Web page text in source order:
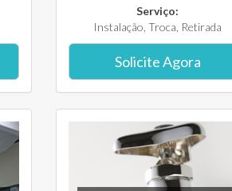
Serviço:
Instalação, Troca, Retirada
Solicite Agora